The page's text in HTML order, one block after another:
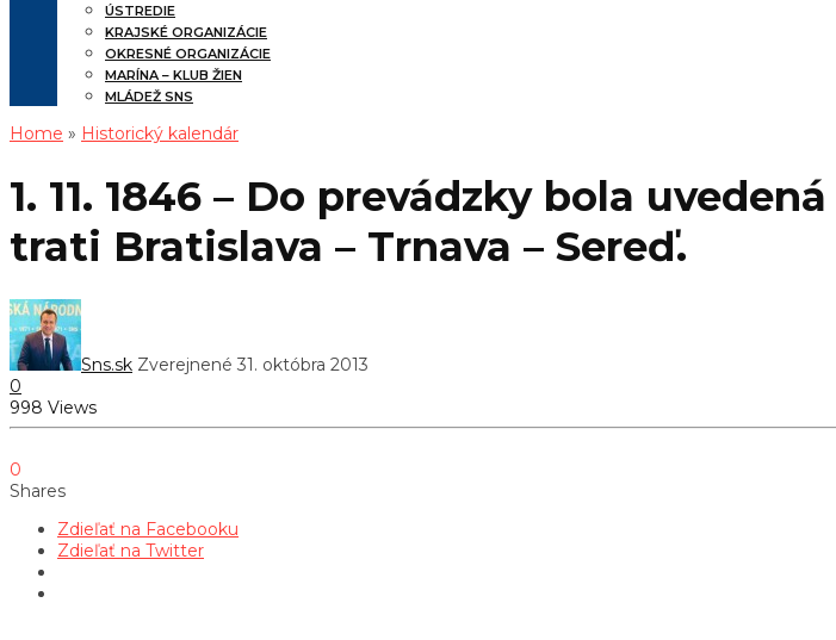
ÚSTREDIE
KRAJSKÉ ORGANIZÁCIE
OKRESNÉ ORGANIZÁCIE
MARÍNA – KLUB ŽIEN
MLÁDEŽ SNS
Home » Historický kalendár
1. 11. 1846 – Do prevádzky bola
trati Bratislava – Trnava – Sereď.
Sns.sk Zverejnené 31. októbra 2013
0
998 Views
0
Shares
Zdieľať na Facebooku
Zdieľať na Twitter